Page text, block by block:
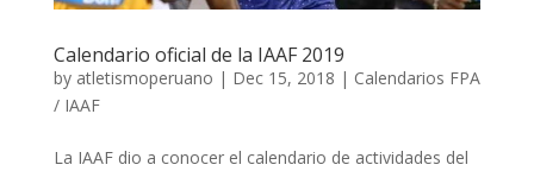
Calendario oficial de la IAAF 2019
by atletismoperuano | Dec 15, 2018 | Calendarios FPA
/ IAAF
La IAAF dio a conocer el calendario de actividades del